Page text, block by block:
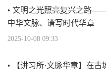
文明之光照亮复兴之路
中华文脉、谱写时代华章
2025-10-08 09:33
【讲习所·文脉华章】在